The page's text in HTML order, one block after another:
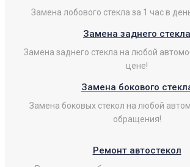
Замена лобового стекла за 1 час в
Замена заднего стекла
Замена заднего стекла на любой
цене!
Замена бокового
Замена боковых стекол на любой
обращения!
Ремонт автостекол